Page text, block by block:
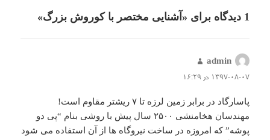
1 دیدگاه برای «آشنایی مختصر با کوروش بزرگ»
admin
۱۳۹۷-۰۸-۰۷ در ۱۶:۲۹
پاسارگاد در برابر زمین لرزه تا ۷ ریشتر مقاوم است!
مهندسان هخامنشی ۲۵۰۰ سال پیش با روشی بنام “پی دو
پوشه” که امروزه در ساخت نیروگاه ها از آن استفاده می شود